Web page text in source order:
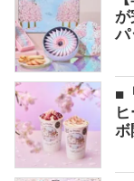
が
パ
■